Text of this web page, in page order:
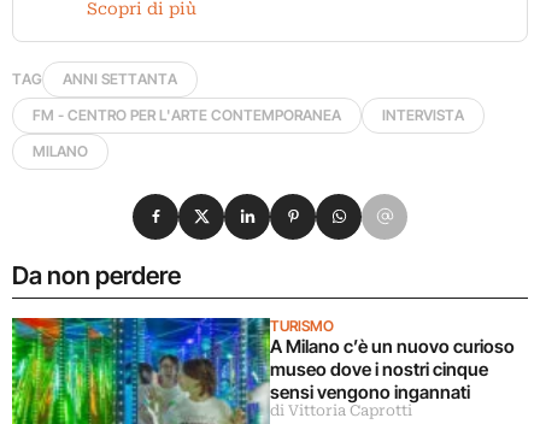
Scopri di più
TAG
ANNI SETTANTA
FM - CENTRO PER L'ARTE CONTEMPORANEA
INTERVISTA
MILANO
Da non perdere
TURISMO
A Milano c’è un nuovo curioso
museo dove i nostri cinque
sensi vengono ingannati
di Vittoria Caprotti
Condividi su Facebook
Condividi su X
Condividi su LinkedIn
Condividi su Pinterest
Condividi su WhatsApp
Condividi su Email